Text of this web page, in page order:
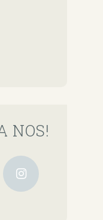
NOS!